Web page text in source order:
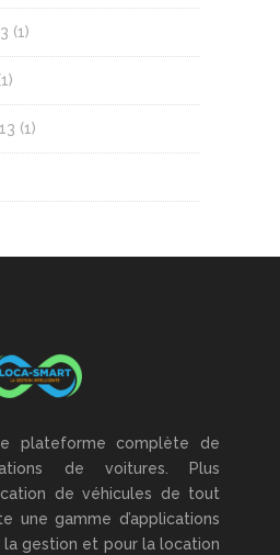
(1)
(1)
plateforme complète de
de voitures. Plus
de véhicules de tout
une gamme d’applications
gestion et pour la location